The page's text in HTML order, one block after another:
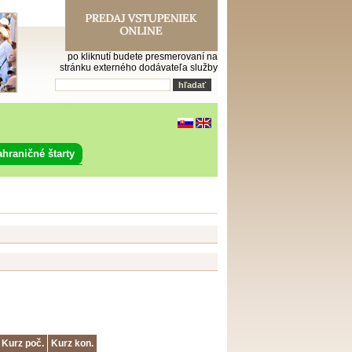
po kliknutí budete presmerovaní na
stránku externého dodávateľa služby
štarty
Kurz poč. Kurz kon.